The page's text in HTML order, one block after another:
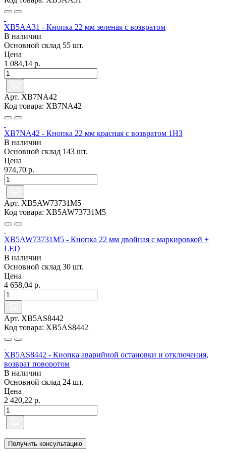
XB5AA31 - Кнопка 22 мм зеленая с возвратом
В наличии
Основной склад 55 шт.
Цена
1 084,14 р.
Арт. XB7NA42
Код товара: XB7NA42
XB7NA42 - Кнопка 22 мм красная с возвратом 1НЗ
В наличии
Основной склад 143 шт.
Цена
974,70 р.
Арт. XB5AW73731M5
Код товара: XB5AW73731M5
XB5AW73731M5 - Кнопка 22 мм двойная с маркировкой +
LED
В наличии
Основной склад 30 шт.
Цена
4 658,04 р.
Арт. XB5AS8442
Код товара: XB5AS8442
XB5AS8442 - Кнопка аварийной остановки и отключения,
возврат поворотом
В наличии
Основной склад 24 шт.
Цена
2 420,22 р.
Получить консультацию